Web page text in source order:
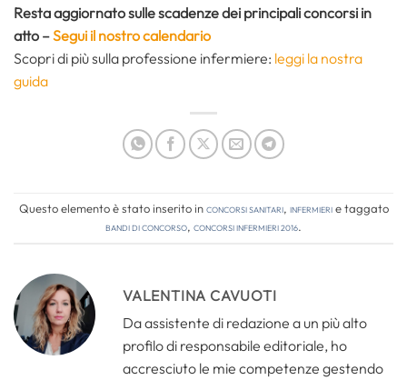
Resta aggiornato sulle scadenze dei principali concorsi in
atto –Segui il nostro calendario
Scopri di più sulla professione infermiere: leggi la nostra
guida
Questo elemento è stato inserito inConcorsi Sanitari, Infermierie taggato
bandi di concorso, concorsi infermieri 2016.
VALENTINA CAVUOTI
Da assistente di redazione a un più alto
profilo di responsabile editoriale, ho
accresciuto le mie competenze gestendo